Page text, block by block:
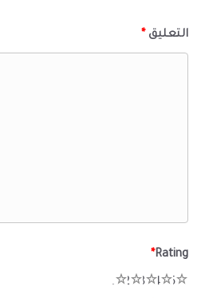
التعليق *
Rating
*
5
4
3
2